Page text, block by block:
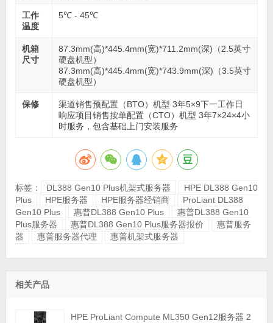
工作
温度
5℃ - 45℃
机箱
尺寸
87.3mm(高)*445.4mm(宽)*711.2mm(深)（2.5英寸
硬盘机型）
87.3mm(高)*445.4mm(宽)*743.9mm(深)（3.5英寸
硬盘机型）
保修
渠道销售预配置（BTO）机型 3年5×9下一工作日
响应项目销售按单配置（CTO）机型 3年7×24×4小
时服务，包含基础上门安装服务
标签： DL388 Gen10 Plus机架式服务器
HPE DL388 Gen10
Plus
HPE服务器 HPE服务器经销商
ProLiant DL388
Gen10 Plus
惠普DL388 Gen10 Plus
惠普DL388 Gen10
Plus服务器
惠普DL388 Gen10 Plus服务器报价
惠普服务
器
惠普服务器代理 惠普机架式服务器
相关产品
HPE ProLiant Compute ML350 Gen12服务器 2